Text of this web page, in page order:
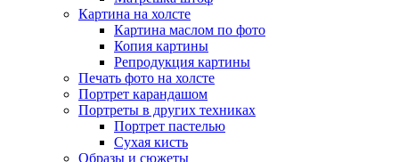
Картина на холсте
Картина маслом по фото
Копия картины
Репродукция картины
Печать фото на холсте
Портрет карандашом
Портреты в других техниках
Портрет пастелью
Сухая кисть
Образы и сюжеты